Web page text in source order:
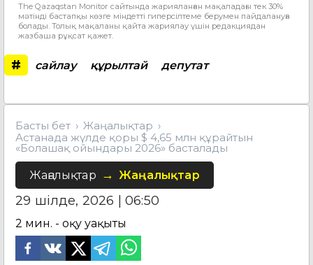
The Qazaqstan Monitor сайтында жарияланған мақаладағы тек 30%
мәтінді бастапқы көзге міндетті гиперсілтеме берумен пайдалануға
болады. Толық мақаланы қайта жариялау үшін редакциядан
жазбаша рұқсат қажет.
# сайлау құрылтай депутат
Басты бет
Жаңалықтар
Астанада жүлде қоры $ 4,65 млн құрайтын
«Болашақ ойындары 2026» басталады
Жаңалықтар Жаңалықтар
29 шілде, 2026 | 06:50
2 мин. - оқу уақыты